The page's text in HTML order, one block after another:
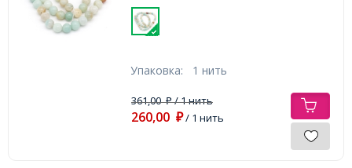
Упаковка: 1 нить
361,00₽/ 1 нить
260,00 ₽/ 1 нить